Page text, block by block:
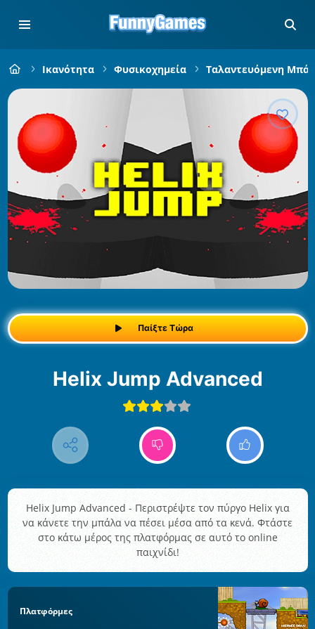
Ικανότητα Φυσικοχημεία Ταλαντευόμενη
Παίξτε Τώρα
Helix Jump Advanced
Helix Jump Advanced - Περιστρέψτε τον πύργο Helix για
να κάνετε την μπάλα να πέσει μέσα από τα κενά. Φτάστε
στο κάτω μέρος της πλατφόρμας σε αυτό το online
παιχνίδι!
Πλατφόρμες